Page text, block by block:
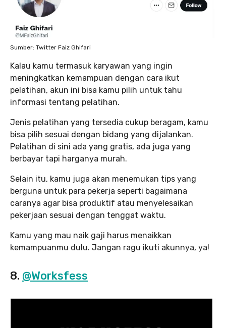
Sumber: Twitter Faiz Ghifari
Kalau kamu termasuk karyawan yang ingin
meningkatkan kemampuan dengan cara ikut
pelatihan, akun ini bisa kamu pilih untuk tahu
informasi tentang pelatihan.
Jenis pelatihan yang tersedia cukup beragam, kamu
bisa pilih sesuai dengan bidang yang dijalankan.
Pelatihan di sini ada yang gratis, ada juga yang
berbayar tapi harganya murah.
Selain itu, kamu juga akan menemukan tips yang
berguna untuk para pekerja seperti bagaimana
caranya agar bisa produktif atau menyelesaikan
pekerjaan sesuai dengan tenggat waktu.
Kamu yang mau naik gaji harus menaikkan
kemampuanmu dulu. Jangan ragu ikuti akunnya, ya!
8. @Worksfess